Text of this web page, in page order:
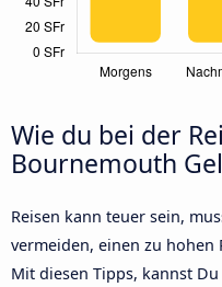
Wie du bei der
Bournemouth
Reisen kann teuer sein,
vermeiden, einen zu hohen
Mit diesen Tipps, kannst